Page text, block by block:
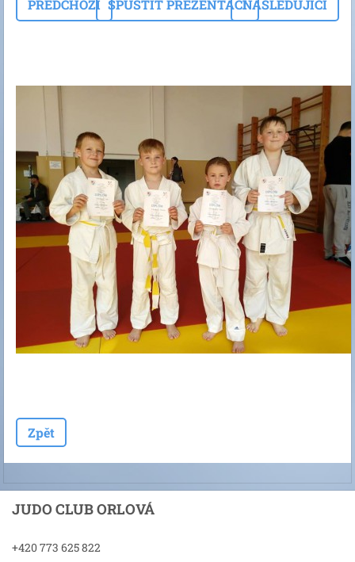
PŘEDCHOZÍ SPUSTIT PREZENTACINÁSLEDUJÍCÍ
Zpět
JUDO CLUB ORLOVÁ
+420 773 625 822